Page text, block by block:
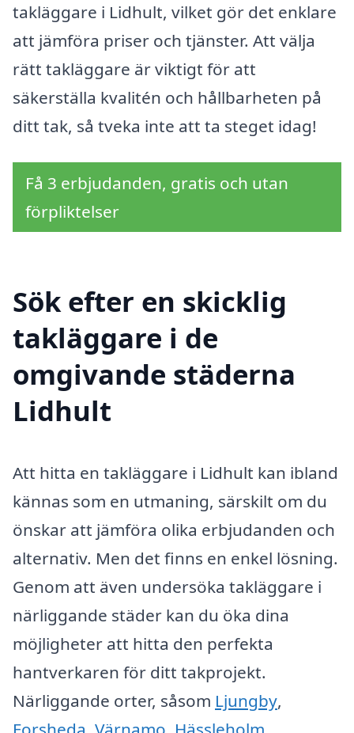
takläggare i Lidhult, vilket gör det enklare
att jämföra priser och tjänster. Att välja
rätt takläggare är viktigt för att
säkerställa kvalitén och hållbarheten på
ditt tak, så tveka inte att ta steget idag!
Få 3 erbjudanden, gratis och utan
förpliktelser
Sök efter en skicklig
takläggare i de
omgivande städerna
Lidhult
Att hitta en takläggare i Lidhult kan ibland
kännas som en utmaning, särskilt om du
önskar att jämföra olika erbjudanden och
alternativ. Men det finns en enkel lösning.
Genom att även undersöka takläggare i
närliggande städer kan du öka dina
möjligheter att hitta den perfekta
hantverkaren för ditt takprojekt.
Närliggande orter, såsom Ljungby,